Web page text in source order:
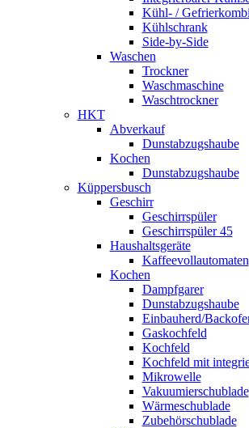
Kühl- /
Kühlschrank
Side-by-Side
Waschen
Trockner
Waschmaschine
Waschtrockner
HKT
Abverkauf
Dunstabzugshaube
Kochen
Dunstabzugshaube
Küppersbusch
Geschirr
Geschirrspüler
Geschirrspüler 45
Haushaltsgeräte
Kaffeevollautomaten
Kochen
Dampfgarer
Dunstabzugshaube
Einbauherd/
Gaskochfeld
Kochfeld
Kochfeld mit
Mikrowelle
Vakuumierschublade
Wärmeschublade
Zubehörschublade